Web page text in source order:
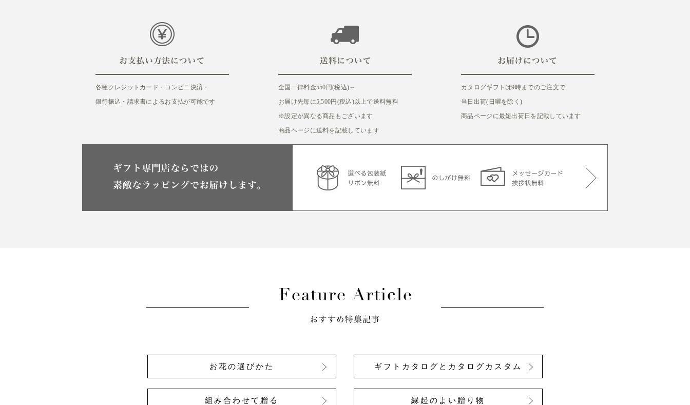
各種クレジットカード・コンビニ決済・
銀行振込・請求書によるお支払が可能です
全国一律料金550円(税込)～
お届け先毎に5,500円(税込)以上で送料無料
※設定が異なる商品もございます
商品ページに送料を記載しています
カタログギフトは9時までのご注文で
当日出荷(日曜を除く)
商品ページに最短出荷日を記載しています
お花の選びかた ギフトカタログとカタログカスタム
組み合わせて贈る 縁起のよい贈り物